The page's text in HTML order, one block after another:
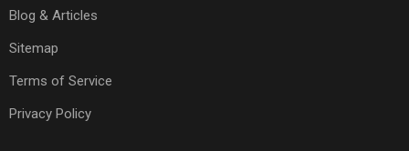
Blog & Articles
Sitemap
Terms of Service
Privacy Policy